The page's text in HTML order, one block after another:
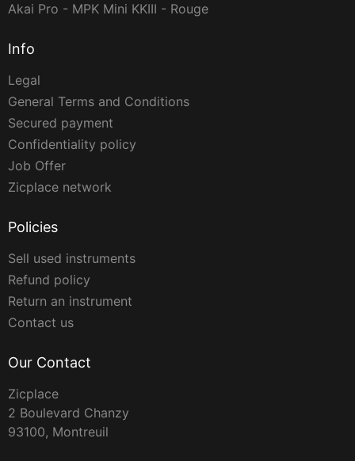
Akai Pro - MPK Mini KKIII - Rouge
Info
Legal
General Terms and Conditions
Secured payment
Confidentiality policy
Job Offer
Zicplace network
Policies
Sell used instruments
Refund policy
Return an instrument
Contact us
Our Contact
Zicplace
2 Boulevard Chanzy
93100, Montreuil